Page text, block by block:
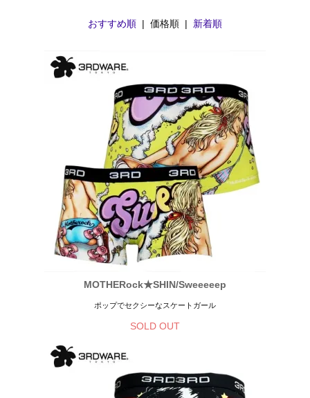
おすすめ順 | 価格順 | 新着順
MOTHERock★SHIN/Sweeeeep
ポップでセクシーなスケートガール
SOLD OUT